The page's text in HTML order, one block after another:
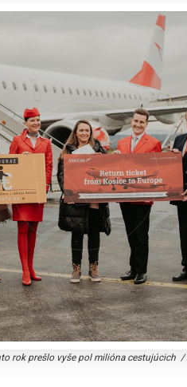
rok prešlo vyše pol milióna cestujúcich /